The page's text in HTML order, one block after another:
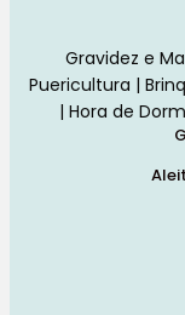
Gravidez e
Puericultura |
| Hora de